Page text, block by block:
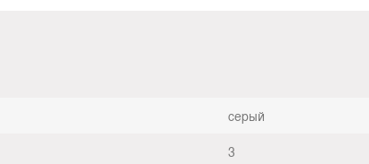
серый
3